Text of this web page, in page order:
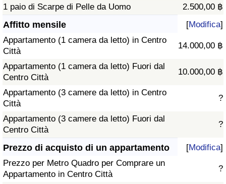
1 paio di Scarpe di Pelle da Uomo
2.500,00 ฿
Affitto mensile [Modifica]
Appartamento (1 camera da letto) in Centro
Città
14.000,00 ฿
Appartamento (1 camera da letto) Fuori dal
Centro Città
10.000,00 ฿
Appartamento (3 camere da letto) in Centro
Città
?
Appartamento (3 camere da letto) Fuori dal
Centro Città
?
Prezzo di acquisto di un appartamento [Modifica]
Prezzo per Metro Quadro per Comprare un
Appartamento in Centro Città
?